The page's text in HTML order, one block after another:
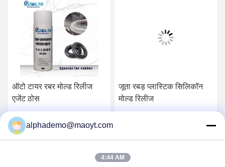
ऑटो टायर रबर मोल्ड रिलीज
एजेंट ठोस
सर्वोत्तम मूल्य प्राप्त करें
जूता रबड़ प्लास्टिक सिलिकॉन
मोल्ड रिलीज
alphademo@maoyt.com
4:44 AM